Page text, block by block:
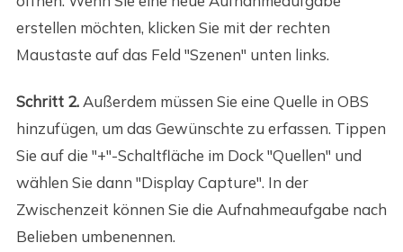
erstellen möchten, klicken Sie mit der rechten
Maustaste auf das Feld "Szenen" unten links.
Schritt 2.Außerdem müssen Sie eine Quelle in OBS
hinzufügen, um das Gewünschte zu erfassen. Tippen
Sie auf die "+"-Schaltfläche im Dock "Quellen" und
wählen Sie dann "Display Capture". In der
Zwischenzeit können Sie die Aufnahmeaufgabe nach
Belieben umbenennen.